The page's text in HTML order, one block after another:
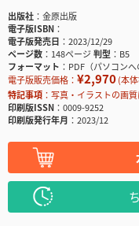
出版社
金原出版
電子版ISBN
電子版発売日
2023/12/29
ページ数
148ページ判型
B5
フォーマット
PDF（パソコンへ
電子版販売価格： ¥2,970(本
特記事項
写真・イラストの画
印刷版ISSN
0009-9252
印刷版発行年月
2023/12